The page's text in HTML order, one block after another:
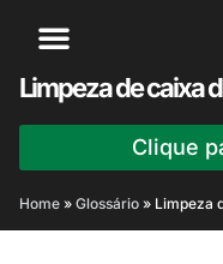
Limpeza de caixa
Clique
Home » Glossário » Limpeza